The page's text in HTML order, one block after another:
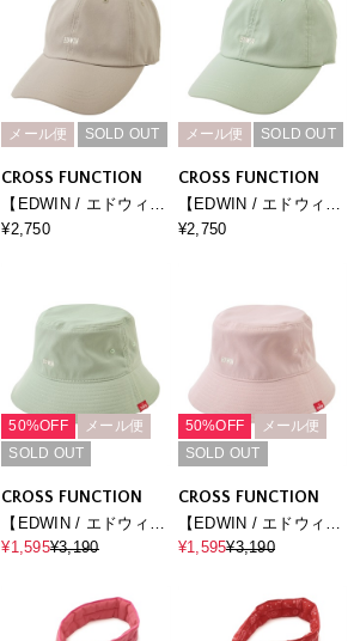
メール便 SOLD OUT
CROSS FUNCTION
【EDWIN / エドウィ
ン】ワンポイント刺繍
¥2,750
メール便 SOLD OUT
CROSS FUNCTION
【EDWIN / エドウィ
ン】ワンポイント刺繍
¥2,750
50%OFF
メール便
SOLD OUT
CROSS FUNCTION
【EDWIN / エドウィ
ン】ロゴ刺繍ツイルバ
¥1,595¥3,190
50%OFF
メール便
SOLD OUT
CROSS FUNCTION
【EDWIN / エドウィ
ン】ロゴ刺繍ツイルバ
¥1,595¥3,190